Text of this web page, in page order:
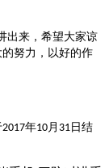
出来，希望大家谅
努力，以好的作
2017年10 月 31 日结